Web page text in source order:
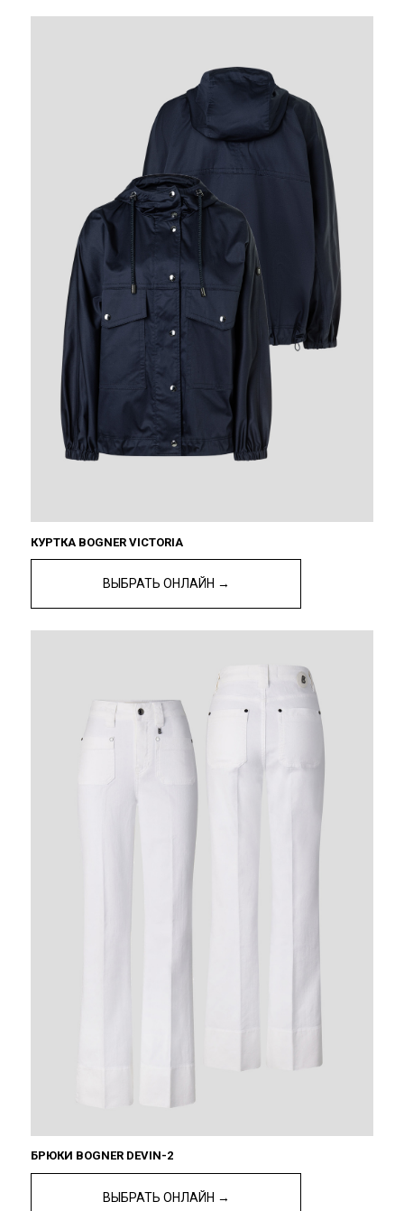
КУРТКА BOGNER VICTORIA
ВЫБРАТЬ ОНЛАЙН →
БРЮКИ BOGNER DEVIN-2
ВЫБРАТЬ ОНЛАЙН →